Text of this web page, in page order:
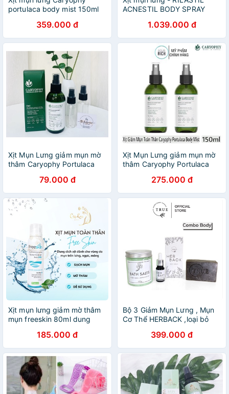
portulaca body mist 150ml
359.000 đ
ACNESTIL BODY SPRAY
1.039.000 đ
Xịt Mụn Lưng giảm mụn mờ
thâm Caryophy Portulaca
79.000 đ
Xịt Mụn Lưng giảm mụn mờ
thâm Caryophy Portulaca
275.000 đ
Xịt mụn lưng giảm mờ thâm
mụn freeskin 80ml dung
mông chân cánh tay – shop
bách hóa cẩm long
185.000 đ
Bộ 3 Giảm Mụn Lưng , Mụn
Cơ Thể HERBACK ,loại bỏ
399.000 đ